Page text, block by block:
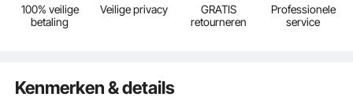
100% veilige
betaling
Veilige privacy
GRATIS
retourneren
Professionele
service
Kenmerken & details